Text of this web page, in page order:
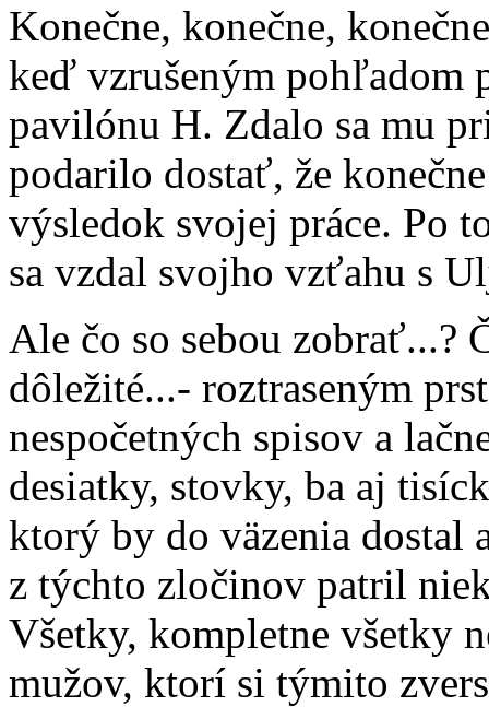
Konečne, konečne,
keď vzrušeným pohľadom
pavilónu H. Zdalo sa mu
podarilo dostať, že
výsledok svojej práce. Po
sa vzdal svojho vzťahu s
Ale čo so sebou zobrať...?
dôležité...- roztraseným
nespočetných spisov a
desiatky, stovky, ba aj
ktorý by do väzenia
z týchto zločinov patril
Všetky, kompletne všetky
mužov, ktorí si týmito